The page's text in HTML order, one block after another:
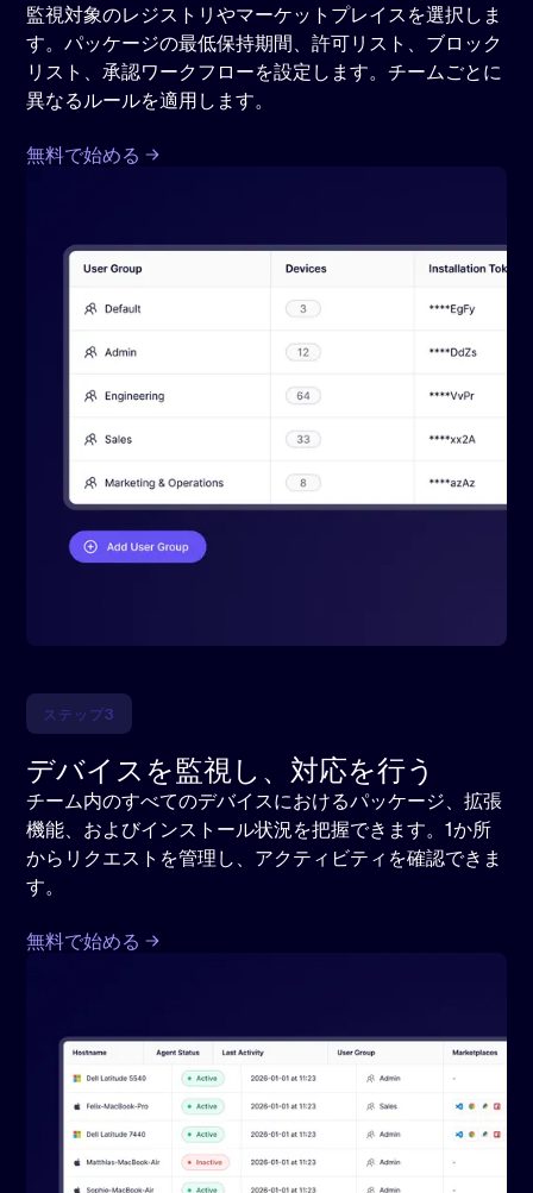
監視対象のレジストリやマーケットプレイスを選択しま
す。パッケージの最低保持期間、許可リスト、ブロック
リスト、承認ワークフローを設定します。チームごとに
異なるルールを適用します。
無料で始める
ステップ3
デバイスを監視し、対応を行う
チーム内のすべてのデバイスにおけるパッケージ、拡張
機能、およびインストール状況を把握できます。1か所
からリクエストを管理し、アクティビティを確認できま
す。
無料で始める